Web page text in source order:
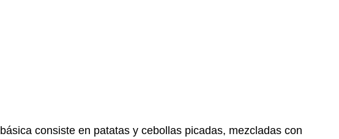
básica consiste en patatas y cebollas picadas, mezcladas con